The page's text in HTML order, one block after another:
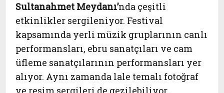
Sultanahmet Meydanı’nda çeşitli
etkinlikler sergileniyor. Festival
kapsamında yerli müzik gruplarının canlı
performansları, ebru sanatçıları ve cam
üfleme sanatçılarının performansları yer
alıyor. Aynı zamanda lale temalı fotoğraf
ve resim sergileri de gezilebiliyor.